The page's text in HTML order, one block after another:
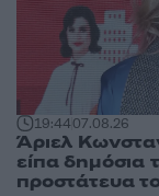
19:4407.08.26
Άριελ
είπα δημόσια
προστάτευα